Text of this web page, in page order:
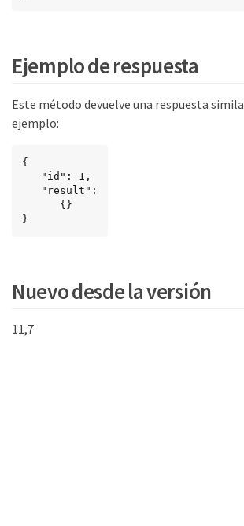
Ejemplo de respuesta
Este método devuelve una respuesta
ejemplo:
{
}
Nuevo desde la versión
11,7